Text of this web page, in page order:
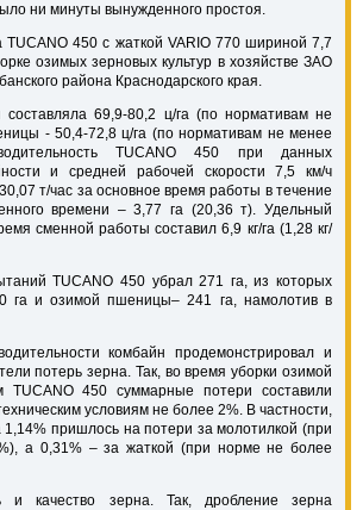
ни минуты вынужденного простоя.
TUCANO 450 с жаткой VARIO 770 шириной 7,7
озимых зерновых культур в хозяйстве ЗАО
района Краснодарского края.
составляла 69,9-80,2 ц/га (по нормативам не
- 50,4-72,8 ц/га (по нормативам не менее
TUCANO 450 при данных
и средней рабочей скорости 7,5 км/ч
т/час за основное время работы в течение
времени – 3,77 га (20,36 т). Удельный
сменной работы составил 6,9 кг/га (1,28 кг/
TUCANO 450 убрал 271 га, из которых
га и озимой пшеницы– 241 га, намолотив в
комбайн продемонстрировал и
потерь зерна. Так, во время уборки озимой
450 суммарные потери составили
условиям не более 2%. В частности,
1,14% пришлось на потери за молотилкой (при
а 0,31% – за жаткой (при норме не более
и качество зерна. Так, дробление зерна